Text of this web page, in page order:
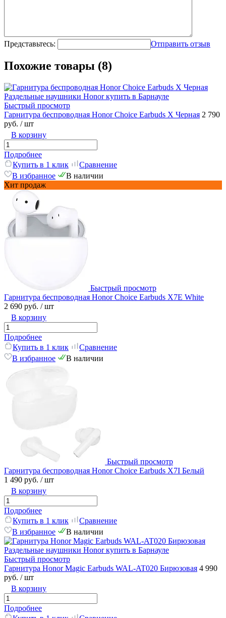
Представьтесь: Отправить отзыв
Похожие товары (8)
Быстрый просмотр
Гарнитура беспроводная Honor Choice Earbuds X Черная 2 790
руб. / шт
В корзину
Подробнее
Купить в 1 клик
Сравнение
В избранное
В наличии
Хит продаж
Быстрый просмотр
Гарнитура беспроводная Honor Choice Earbuds X7E White
2 690 руб. / шт
В корзину
Подробнее
Купить в 1 клик
Сравнение
В избранное
В наличии
Быстрый просмотр
Гарнитура беспроводная Honor Choice Earbuds X7I Белый
1 490 руб. / шт
В корзину
Подробнее
Купить в 1 клик
Сравнение
В избранное
В наличии
Быстрый просмотр
Гарнитура Honor Magic Earbuds WAL-AT020 Бирюзовая 4 990
руб. / шт
В корзину
Подробнее